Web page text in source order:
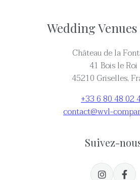
Wedding
Château de la
41 Bois le Roi
45210 Griselles,
+33 6 80 48 02
contact@wvl-
Suivez-